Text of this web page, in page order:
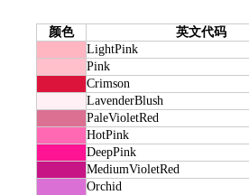
颜色
英文代码
LightPink
Pink
Crimson
LavenderBlush
PaleVioletRed
HotPink
DeepPink
MediumVioletRed
Orchid